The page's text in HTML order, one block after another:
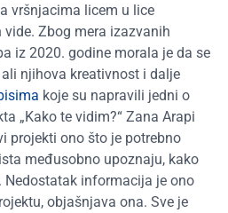
vršnjacima licem u lice
Zbog mera izazvanih
iz 2020. godine morala je da se
njihova kreativnost i dalje
koje su napravili jedni o
„Kako te vidim?“ Zana Arapi
projekti ono što je potrebno
međusobno upoznaju, kako
Nedostatak informacija je ono
objašnjava ona. Sve je